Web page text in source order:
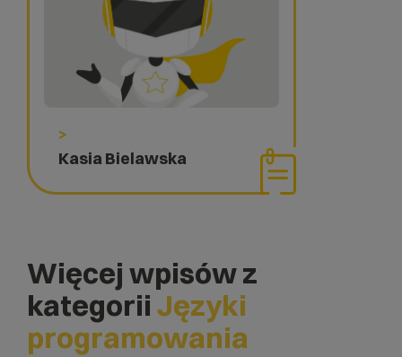
>
Kasia Bielawska
Więcej wpisów z
kategorii Języki
programowania